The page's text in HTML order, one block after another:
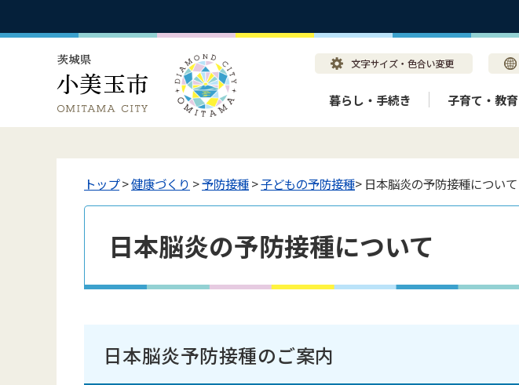
暮らし・手続き 子育て・教育
トップ>健康づくり >予防接種>子どもの予防接種> 日本脳炎の予防接種について
日本脳炎の予防接種について
日本脳炎予防接種のご案内